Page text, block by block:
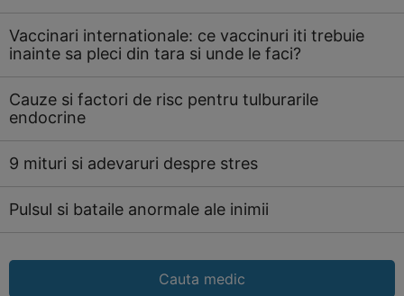
Vaccinari internationale: ce vaccinuri iti trebuie
inainte sa pleci din tara si unde le faci?
Cauze si factori de risc pentru tulburarile
endocrine
9 mituri si adevaruri despre stres
Pulsul si bataile anormale ale inimii
Cauta medic